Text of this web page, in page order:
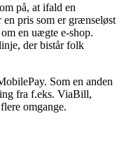
på, at ifald en
pris som er grænseløst
en uægte e-shop.
der bistår folk
Som en anden
fra f.eks. ViaBill,
omgange.